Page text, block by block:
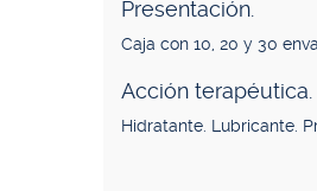
Presentación.
Caja con 10, 20 y 30
Acción terapéutica.
Hidratante. Lubricante.